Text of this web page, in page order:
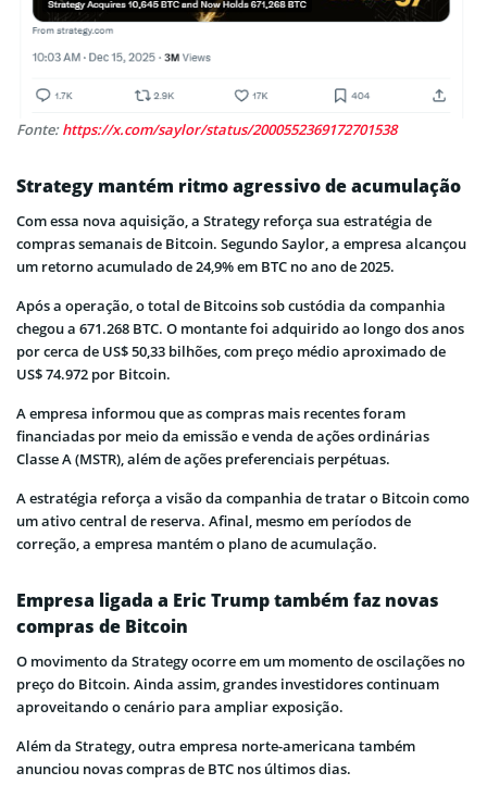
Fonte:https://x.com/saylor/status/2000552369172701538
Strategy mantém ritmo agressivo de acumulação
Com essa nova aquisição, a Strategy reforça sua estratégia de
compras semanais de Bitcoin. Segundo Saylor, a empresa alcançou
um retorno acumulado de 24,9% em BTC no ano de 2025.
Após a operação, o total de Bitcoins sob custódia da companhia
chegou a 671.268 BTC. O montante foi adquirido ao longo dos anos
por cerca de US$ 50,33 bilhões, com preço médio aproximado de
US$ 74.972 por Bitcoin.
A empresa informou que as compras mais recentes foram
financiadas por meio da emissão e venda de ações ordinárias
Classe A (MSTR), além de ações preferenciais perpétuas.
A estratégia reforça a visão da companhia de tratar o Bitcoin como
um ativo central de reserva. Afinal, mesmo em períodos de
correção, a empresa mantém o plano de acumulação.
Empresa ligada a Eric Trump também faz novas
compras de Bitcoin
O movimento da Strategy ocorre em um momento de oscilações no
preço do Bitcoin. Ainda assim, grandes investidores continuam
aproveitando o cenário para ampliar exposição.
Além da Strategy, outra empresa norte-americana também
anunciou novas compras de BTC nos últimos dias.